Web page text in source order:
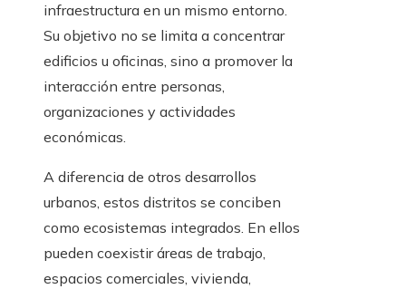
infraestructura en un mismo entorno.
Su objetivo no se limita a concentrar
edificios u oficinas, sino a promover la
interacción entre personas,
organizaciones y actividades
económicas.
A diferencia de otros desarrollos
urbanos, estos distritos se conciben
como ecosistemas integrados. En ellos
pueden coexistir áreas de trabajo,
espacios comerciales, vivienda,